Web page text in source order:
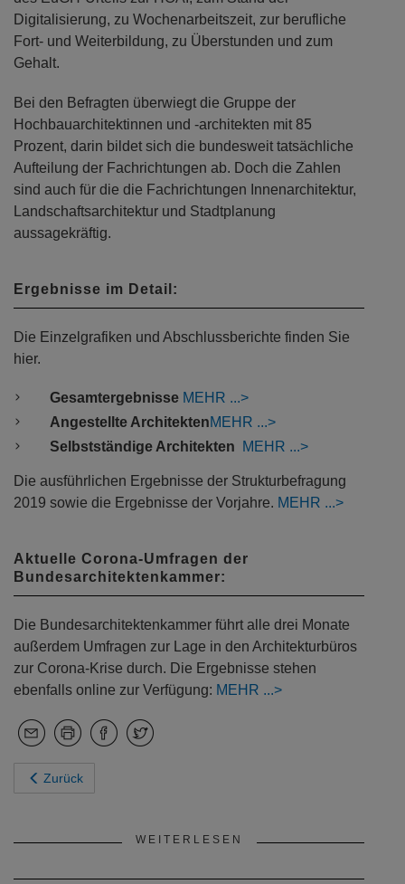
Digitalisierung, zu Wochenarbeitszeit, zur berufliche
Fort- und Weiterbildung, zu Überstunden und zum
Gehalt.
Bei den Befragten überwiegt die Gruppe der
Hochbauarchitektinnen und -architekten mit 85
Prozent, darin bildet sich die bundesweit tatsächliche
Aufteilung der Fachrichtungen ab. Doch die Zahlen
sind auch für die die Fachrichtungen Innenarchitektur,
Landschaftsarchitektur und Stadtplanung
aussagekräftig.
Ergebnisse im Detail:
Die Einzelgrafiken und Abschlussberichte finden Sie
hier.
Gesamtergebnisse MEHR
Angestellte ArchitektenMEHR
Selbstständige Architekten
MEHR
Die ausführlichen Ergebnisse der Strukturbefragung
2019 sowie die Ergebnisse der Vorjahre. MEHR
Aktuelle Corona-Umfragen der
Bundesarchitektenkammer:
Die Bundesarchitektenkammer führt alle drei Monate
außerdem Umfragen zur Lage in den Architekturbüros
zur Corona-Krise durch. Die Ergebnisse stehen
ebenfalls online zur Verfügung: MEHR
Zurück
WEITERLESEN